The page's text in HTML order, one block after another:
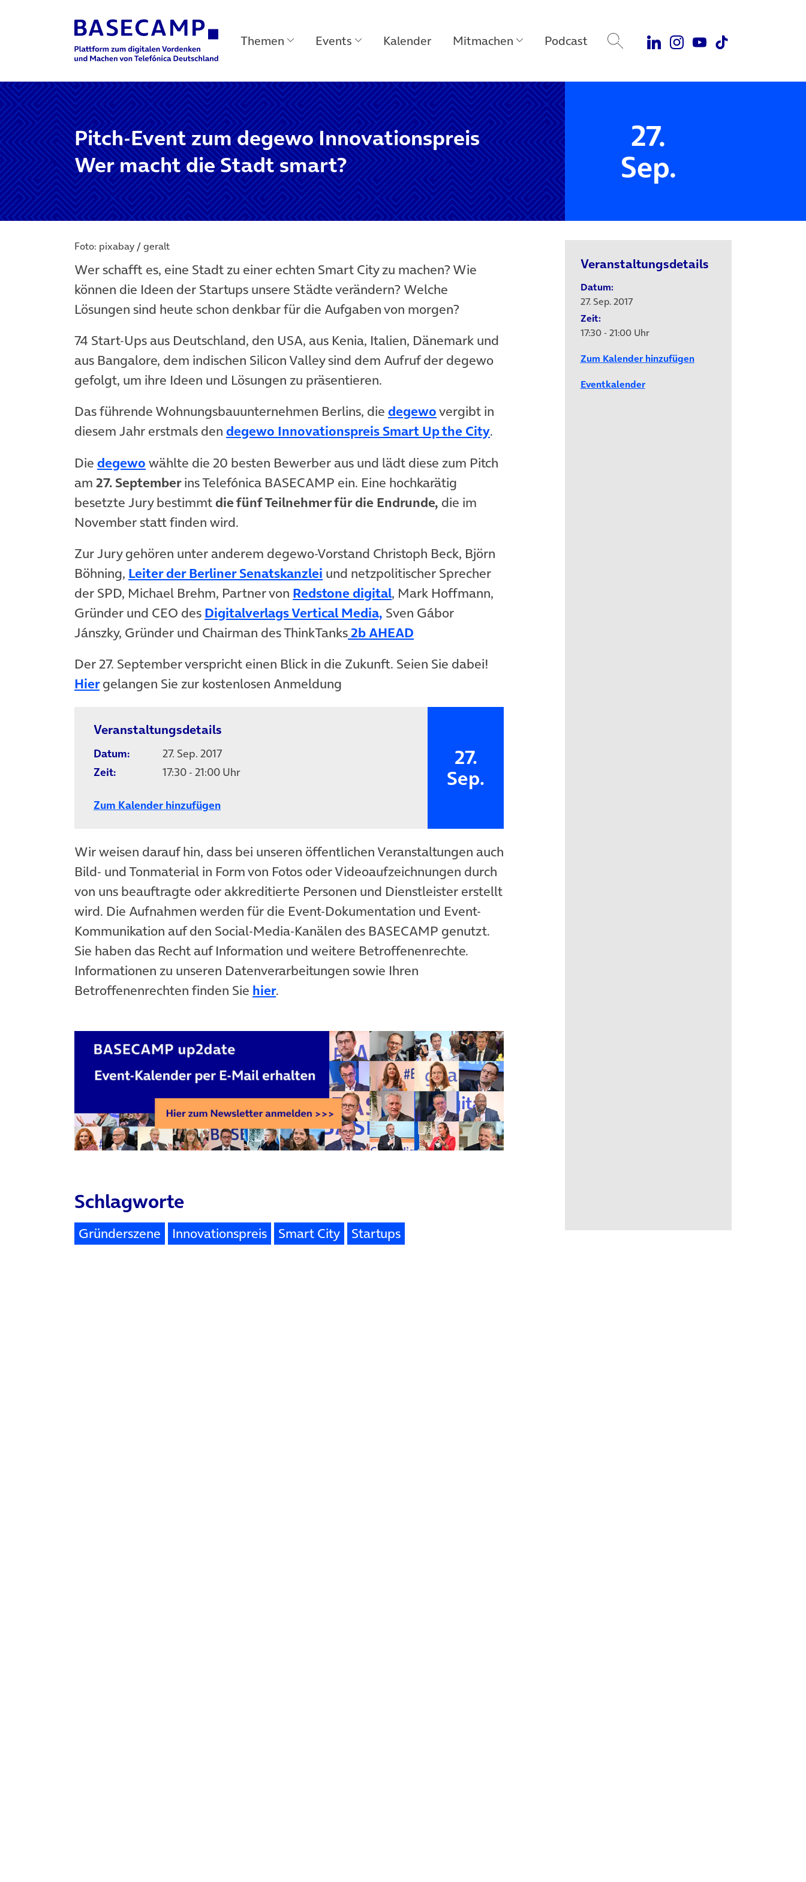
Main Navigation Themen Events Kalender Mitmachen Podcast
Pitch-Event zum degewo Innovationspreis
Wer macht die Stadt smart?
27.
Sep.
Foto: pixabay / geralt
Wer schafft es, eine Stadt zu einer echten Smart City zu machen? Wie
können die Ideen der Startups unsere Städte verändern? Welche
Lösungen sind heute schon denkbar für die Aufgaben von morgen?
74 Start-Ups aus Deutschland, den USA, aus Kenia, Italien, Dänemark und
aus Bangalore, dem indischen Silicon Valley sind dem Aufruf der degewo
gefolgt, um ihre Ideen und Lösungen zu präsentieren.
Das führende Wohnungsbauunternehmen Berlins, die degewovergibt in
diesem Jahr erstmals den degewo Innovationspreis Smart Up the City.
Die degewo wählte die 20 besten Bewerber aus und lädt diese zum Pitch
am 27. Septemberins Telefónica BASECAMP ein. Eine hochkarätig
besetzte Jury bestimmtdie fünf Teilnehmer für die Endrunde, die im
November statt finden wird.
Zur Jury gehören unter anderem degewo-Vorstand Christoph Beck, Björn
Böhning, Leiter der Berliner Senatskanzlei und netzpolitischer Sprecher
der SPD, Michael Brehm, Partner von Redstone digital, Mark Hoffmann,
Gründer und CEO des Digitalverlags Vertical Media, Sven Gábor
Jánszky, Gründer und Chairman des ThinkTanks2b AHEAD
Der 27. September verspricht einen Blick in die Zukunft. Seien Sie dabei!
Hiergelangen Sie zur kostenlosen Anmeldung
Veranstaltungsdetails
Datum:
27. Sep. 2017
Zeit:
17:30 - 21:00 Uhr
Zum Kalender hinzufügen
27.
Sep.
Wir weisen darauf hin, dass bei unseren öffentlichen Veranstaltungen auch
Bild- und Tonmaterial in Form von Fotos oder Videoaufzeichnungen durch
von uns beauftragte oder akkreditierte Personen und Dienstleister erstellt
wird. Die Aufnahmen werden für die Event-Dokumentation und Event-
Kommunikation auf den Social-Media-Kanälen des BASECAMP genutzt.
Sie haben das Recht auf Information und weitere Betroffenenrechte.
Informationen zu unseren Datenverarbeitungen sowie Ihren
Betroffenenrechten finden Sie hier.
Schlagworte
Gründerszene Innovationspreis Smart City Startups
Veranstaltungsdetails
Datum:
27. Sep. 2017
Zeit:
17:30 - 21:00 Uhr
Zum Kalender hinzufügen
Eventkalender